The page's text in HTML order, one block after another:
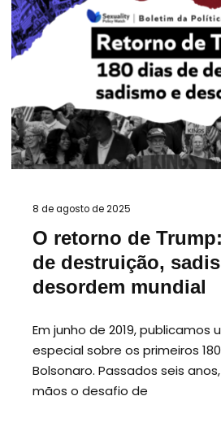
8 de agosto de 2025
O retorno de
de destruição,
desordem mundial
Em junho de 2019, publicamos
especial sobre os primeiros
Bolsonaro. Passados seis
mãos o desafio de